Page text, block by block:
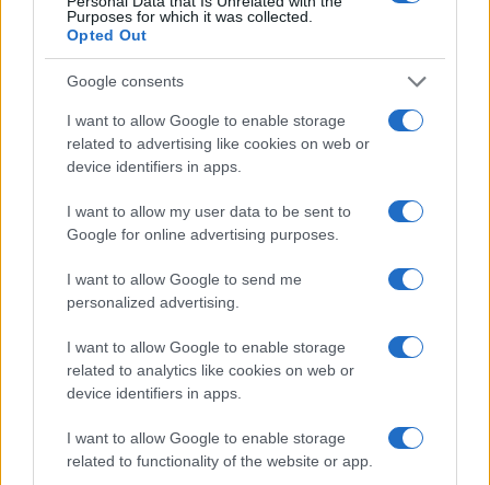
Purposes for which it was collected.
Opted Out
Google consents
I want to allow Google to enable storage
related to advertising like cookies on web or
device identifiers in apps.
I want to allow my user data to be sent to
Google for online advertising purposes.
I want to allow Google to send me
personalized advertising.
I want to allow Google to enable storage
related to analytics like cookies on web or
device identifiers in apps.
I want to allow Google to enable storage
related to functionality of the website or app.
Fiumicino, squalo attacca un pescatore: attimi di
UFFICIALE: il Lazio torna in zona rossa. Approvato il
nuovo decreto legge anti-Covid